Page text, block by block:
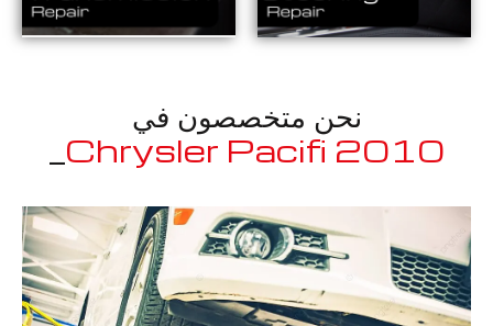
نحن متخصصون في
2010 Chrysler Pacifica